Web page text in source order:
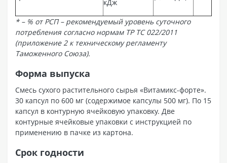
кДж
* – % от РСП – рекомендуемый уровень суточного
потребления согласно нормам ТР ТС 022/2011
(приложение 2 к техническому регламенту
Таможенного Союза).
Форма выпуска
Смесь сухого растительного сырья «Витамикс-форте».
30 капсул по 600 мг (содержимое капсулы 500 мг). По 15
капсул в контурную ячейковую упаковку. Две
контурные ячейковые упаковки с инструкцией по
применению в пачке из картона.
Срок годности